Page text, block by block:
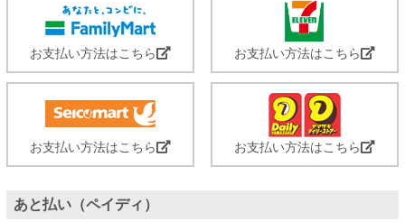
お支払い方法はこちら お支払い方法はこちら
お支払い方法はこちら お支払い方法はこちら
あと払い（ペイディ）